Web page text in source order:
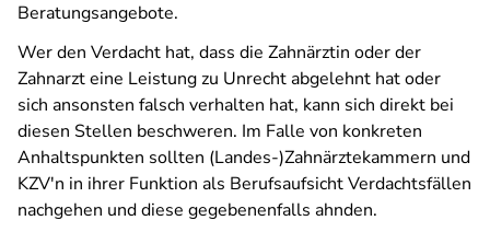
Beratungsangebote.
Wer den Verdacht hat, dass die Zahnärztin oder der
Zahnarzt eine Leistung zu Unrecht abgelehnt hat oder
sich ansonsten falsch verhalten hat, kann sich direkt bei
diesen Stellen beschweren. Im Falle von konkreten
Anhaltspunkten sollten (Landes-)Zahnärztekammern und
KZV'n in ihrer Funktion als Berufsaufsicht Verdachtsfällen
nachgehen und diese gegebenenfalls ahnden.